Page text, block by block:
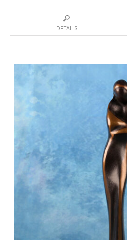
DETAILS